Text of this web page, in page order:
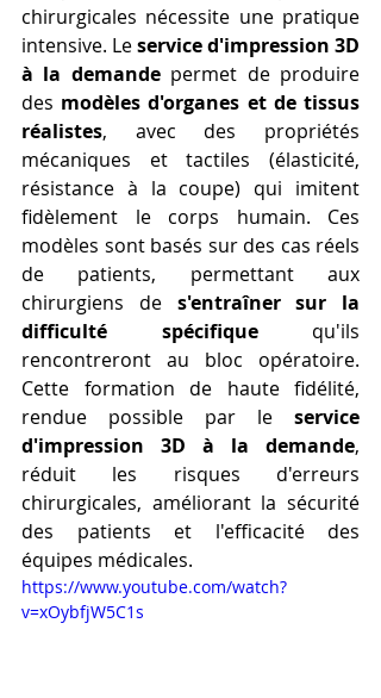
chirurgicales nécessite une pratique
intensive. Le service d'impression 3D
à la demande permet de produire
des modèles d'organes et de tissus
réalistes, avec des propriétés
mécaniques et tactiles (élasticité,
résistance à la coupe) qui imitent
fidèlement le corps humain. Ces
modèles sont basés sur des cas réels
de patients, permettant aux
chirurgiens de s'entraîner sur la
difficulté spécifique qu'ils
rencontreront au bloc opératoire.
Cette formation de haute fidélité,
rendue possible par le service
d'impression 3D à la demande,
réduit les risques d'erreurs
chirurgicales, améliorant la sécurité
des patients et l'efficacité des
équipes médicales.
https://www.youtube.com/watch?
v=xOybfjW5C1s